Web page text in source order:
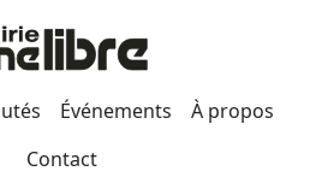
Événements
À propos
Contact